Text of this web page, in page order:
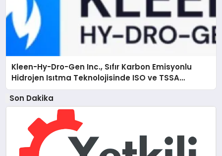
Kleen-Hy-Dro-Gen Inc., Sıfır Karbon Emisyonlu
Hidrojen Isıtma Teknolojisinde ISO ve TSSA
Düzenleyici Onaylarını Aldı
Son Dakika